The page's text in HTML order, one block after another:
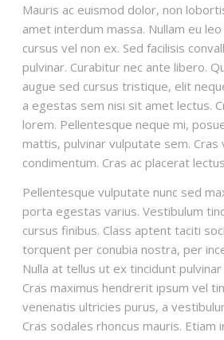
Mauris ac euismod dolor, non
amet interdum massa. Nullam eu
cursus vel non ex. Sed facilisis
pulvinar. Curabitur nec ante libero.
augue sed cursus tristique, elit
a egestas sem nisi sit amet lectus.
lorem. Pellentesque neque mi,
mattis, pulvinar vulputate sem. Cras
condimentum. Cras ac placerat
Pellentesque vulputate nunc sed
porta egestas varius. Vestibulum
cursus finibus. Class aptent taciti
torquent per conubia nostra, per
Nulla at tellus ut ex tincidunt pulvinar
Cras maximus hendrerit ipsum vel
venenatis ultricies purus, a
Cras sodales rhoncus mauris. Etiam